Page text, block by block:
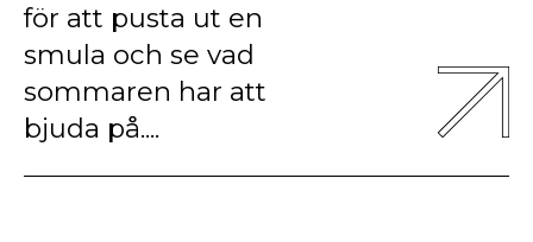
för att pusta ut en
smula och se vad
sommaren har att
bjuda på....